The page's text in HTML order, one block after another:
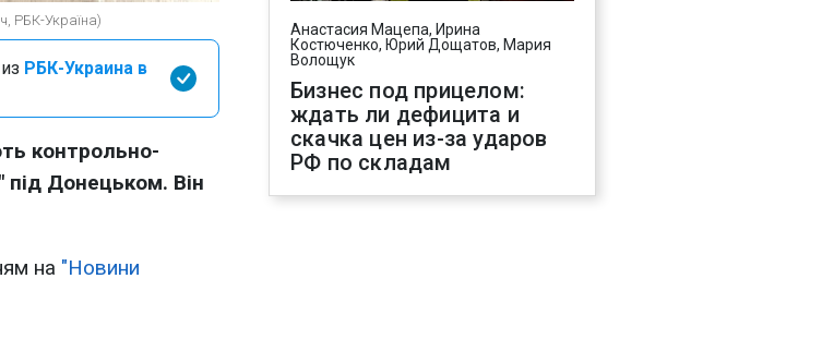
РБК-Україна)
РБК-Украина в
контрольно-
під Донецьком. Він
на "Новини
Анастасия Мацепа, Ирина
Костюченко, Юрий Дощатов, Мария
Волощук
Бизнес под прицелом:
ждать ли дефицита и
скачка цен из-за ударов
РФ по складам